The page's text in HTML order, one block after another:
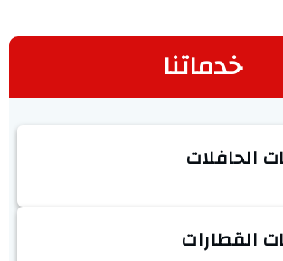
خدماتنا
الحافلات
القطارات